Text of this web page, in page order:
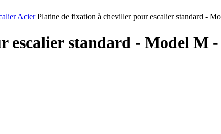
Acier Platine de fixation à cheviller pour escalier standard -
escalier standard - Model M